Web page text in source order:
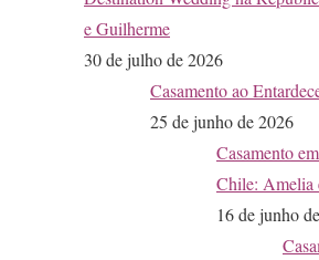
e Guilherme
30 de julho de 2026
Casamento ao
25 de junho de 2026
Casamento
Chile: Amelia
16 de junho